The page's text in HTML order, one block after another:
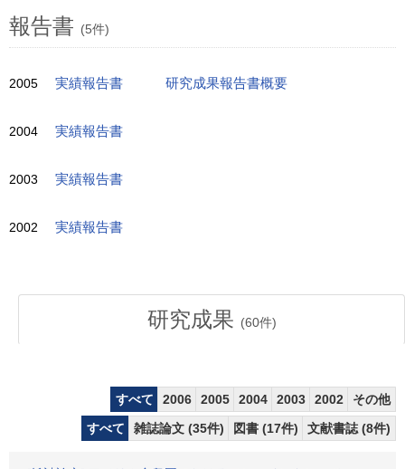
報告書 (5件)
2005 実績報告書 研究成果報告書概要
2004 実績報告書
2003 実績報告書
2002 実績報告書
研究成果 (60件)
すべて 2006 2005 2004 2003 2002
その他
すべて
雑誌論文 (35件) 図書 (17件) 文献書誌 (8件)